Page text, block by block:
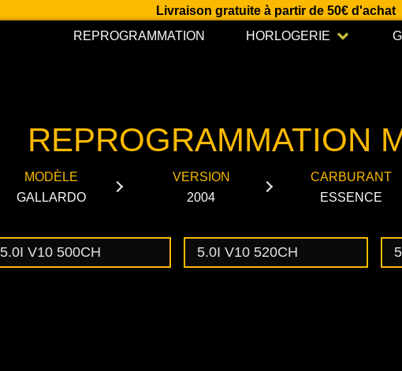
Livraison gratuite à partir de 50€ d'achat
REPROGRAMMATION HORLOGERIE Open
REPROGRAMMATION
MODÈLE
GALLARDO
VERSION
2004
CARBURANT
ESSENCE
5.0I V10 500CH 5.0I V10 520CH